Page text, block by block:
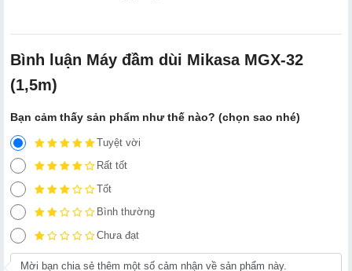
Bình luận Máy đầm dùi Mikasa MGX-32
(1,5m)
Bạn cảm thấy sản phẩm như thế nào? (chọn sao nhé)
Tuyệt vời
Rất tốt
Tốt
Bình thường
Chưa đạt